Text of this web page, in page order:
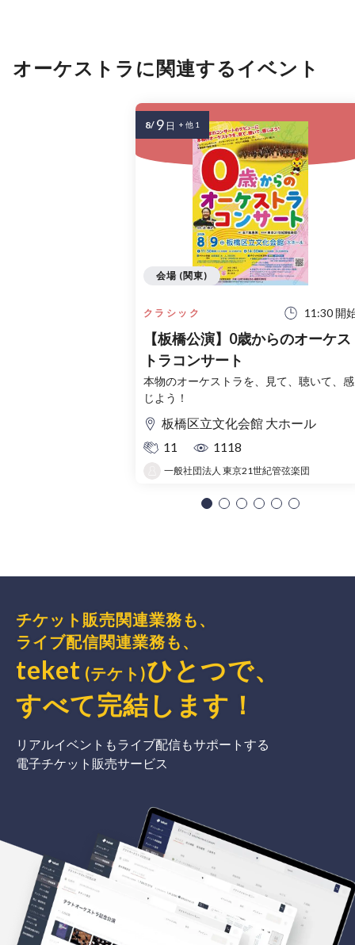
オーケストラに関連するイベント
クラシック 11:30 開
【板橋公演】0歳からのオーケス
トラコンサート
本物のオーケストラを、見て、聴いて、感
じよう！
板橋区立文化会館 大ホール
11
1118
一般社団法人 東京21世紀管弦楽団
会場 (関東)
8/ 9 日 + 他 1
チケット販売関連業務も、
ライブ配信関連業務も、
teket (テケト)ひとつで、
すべて完結 します ！
リアルイベントもライブ配信もサポートする
電子チケット販売サービス